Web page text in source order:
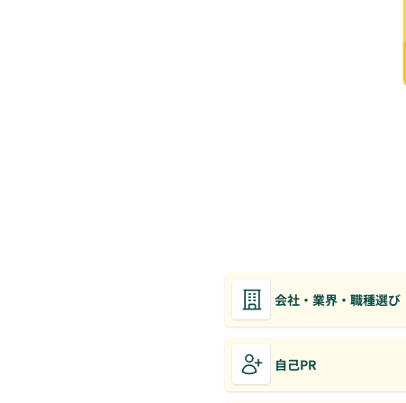
会社・業界・職種選び
自己PR